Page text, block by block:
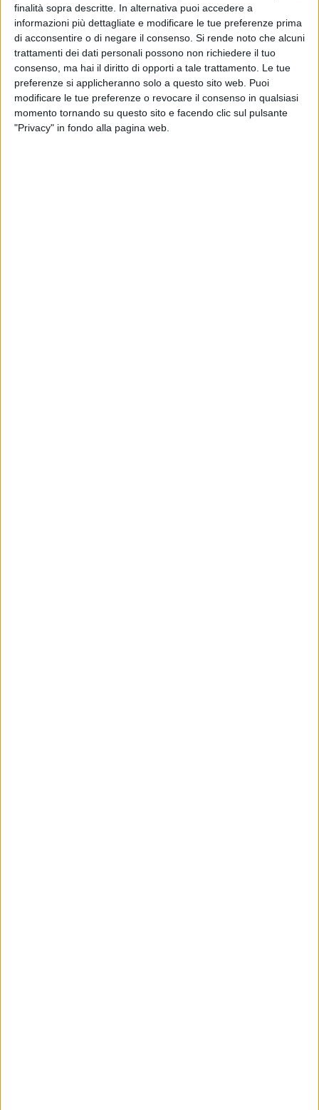
finalità sopra descritte. In alternativa puoi accedere a
informazioni più dettagliate e modificare le tue preferenze prima
di acconsentire o di negare il consenso. Si rende noto che alcuni
trattamenti dei dati personali possono non richiedere il tuo
consenso, ma hai il diritto di opporti a tale trattamento. Le tue
preferenze si applicheranno solo a questo sito web. Puoi
modificare le tue preferenze o revocare il consenso in qualsiasi
momento tornando su questo sito e facendo clic sul pulsante
"Privacy" in fondo alla pagina web.
I giovani, accompagnati da un giovane sacerdote, don
Riccardo Bodini, hanno come meta finale la città di Bari.
Si tratta di una bella alternativa ai campi parrocchiali più
"tradizionali" per conoscere esempi di santità e nuovi luoghi
e lasciarsi interrogare passo dopo passo dalla vita e
dall'incontro con gli altri. Al contempo, poi, è anche